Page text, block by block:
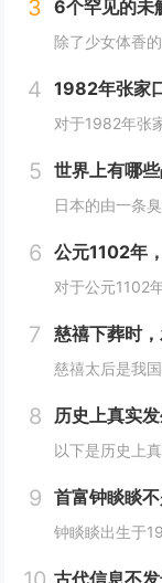
3
4
5 世界上有哪
6
7
8
9 首富钟睒睒